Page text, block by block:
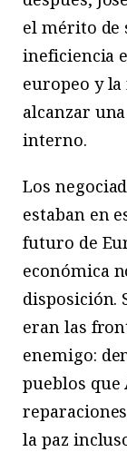
el mérito de
ineficiencia
europeo y
alcanzar
interno.
Los
estaban en
futuro de
económica
disposición.
eran las
enemigo:
pueblos que
la paz